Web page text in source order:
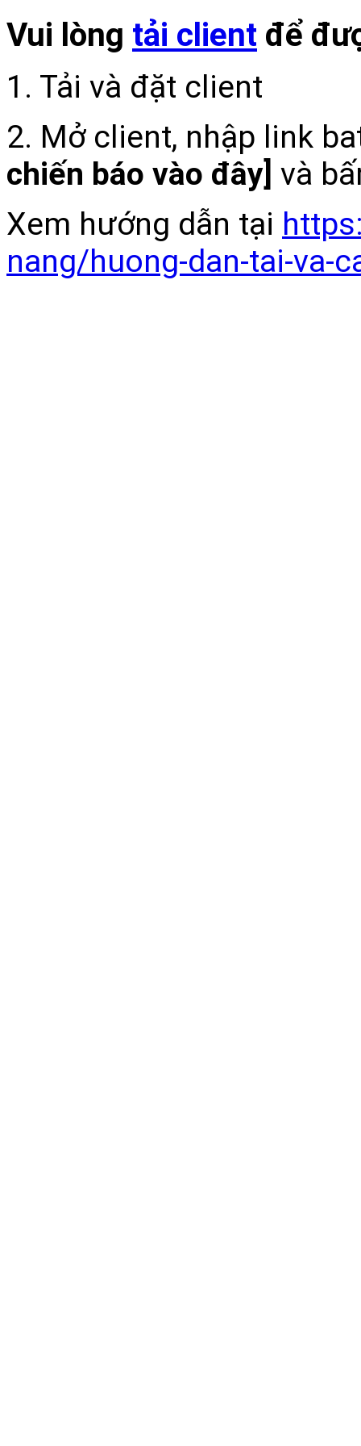
Vui lòng tải client để
1. Tải và đặt client
2. Mở client, nhập link
chiến báo vào đây] và
Xem hướng dẫn tại
nang/huong-dan-tai-va-